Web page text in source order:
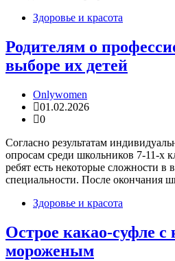
Здоровье и красота
Родителям о
выборе их детей
Onlywomen
01.02.2026
0
Согласно результатам
опросам среди школьников 7-11-х
ребят есть некоторые сложности в
специальности. После окончания
Здоровье и красота
Острое какао-суфле
мороженым